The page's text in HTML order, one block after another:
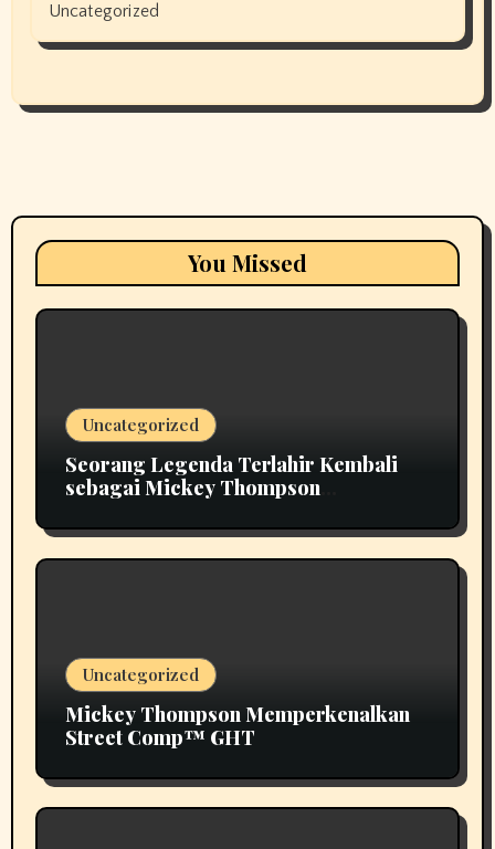
Uncategorized
You Missed
Uncategorized
Seorang Legenda Terlahir Kembali
sebagai Mickey Thompson
MT
Uncategorized
Mickey Thompson Memperkenalkan
Street Comp™ GHT